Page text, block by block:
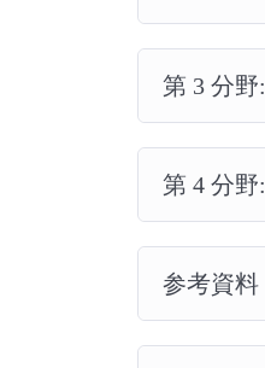
第 3 分
第 4 分
参考資料